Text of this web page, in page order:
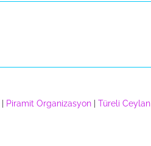
Piramit Organizasyon Türeli Ceylan